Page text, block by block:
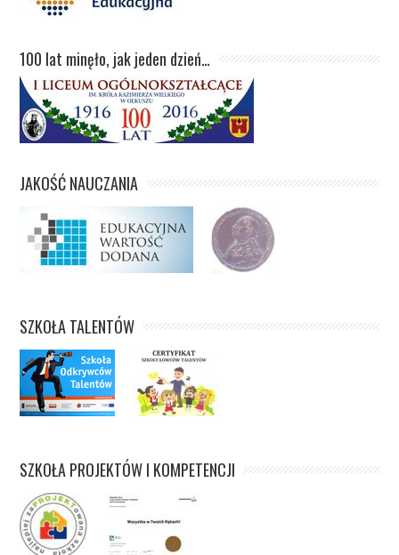
100 lat minęło, jak jeden dzień…
JAKOŚĆ NAUCZANIA
SZKOŁA TALENTÓW
SZKOŁA PROJEKTÓW I KOMPETENCJI